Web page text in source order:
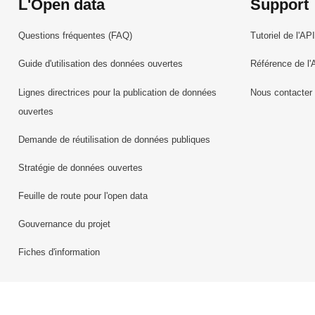
L'Open data
Questions fréquentes (FAQ)
Guide d'utilisation des données ouvertes
Lignes directrices pour la publication de données
ouvertes
Demande de réutilisation de données publiques
Stratégie de données ouvertes
Feuille de route pour l'open data
Gouvernance du projet
Fiches d'information
Support
Tutoriel de l'API
Référence de
Nous contacter